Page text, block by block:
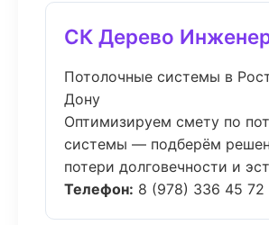
СК Дерево
Потолочные системы в
Дону
Оптимизируем смету по
системы — подберём
потери долговечности и
Телефон: 8 (978) 336 45 72